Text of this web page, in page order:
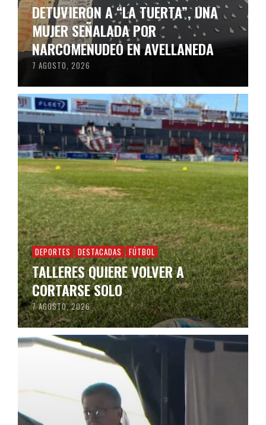
DETUVIERON A “LA TUERTA”, UNA
MUJER SEÑALADA POR
NARCOMENUDEO EN AVELLANEDA
7 AGOSTO, 2026
DEPORTES DESTACADAS FÚTBOL
TALLERES QUIERE VOLVER A
CORTARSE SOLO
7 AGOSTO, 2026